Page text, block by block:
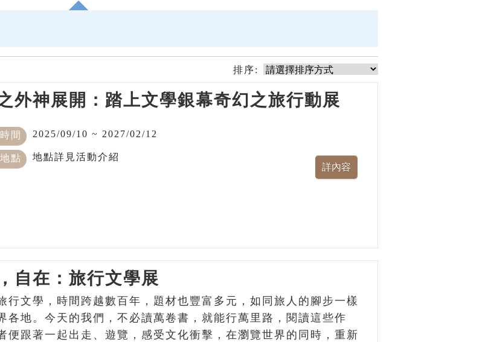
排序:
外神展開：踏上文學銀幕奇幻之旅行動展
間 2025/09/10 ~ 2027/02/12
點 地點詳見活動介紹
自在：旅行文學展
行文學，時間跨越數百年，題材也豐富多元，如同旅人的腳步一樣
各地。今天的我們，不必讀萬卷書，就能行萬里路，閱讀這些作
便跟著一起出走、遊覽，感受文化衝擊，在瀏覽世界的同時，重新